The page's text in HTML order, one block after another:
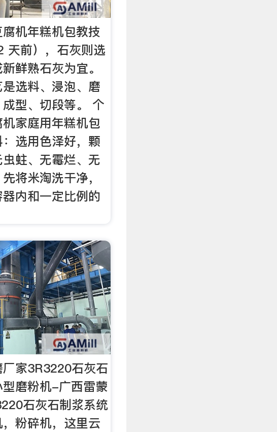
机年糕机包教技
天前），石灰则选
鲜熟石灰为宜。
选料、浸泡、磨
型、切段等。 个
家庭用年糕机包
选用色泽好，颗
蛀、无霉烂、无
将米淘洗干净，
内和一定比例的
家3R3220石灰石
磨粉机-广西雷蒙
石灰石制浆系统
粉碎机，这里云